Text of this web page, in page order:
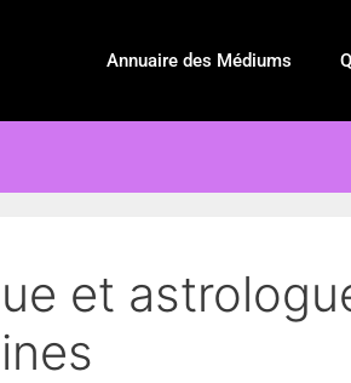
Annuaire des Médiums
et